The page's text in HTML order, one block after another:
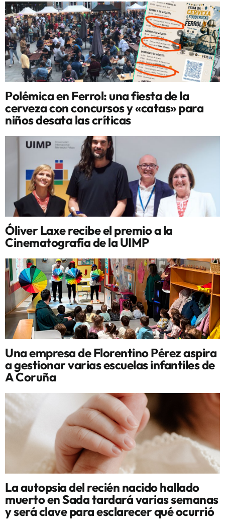
Polémica en Ferrol: una fiesta de la
cerveza con concursos y «catas» para
niños desata las críticas
Óliver Laxe recibe el premio a la
Cinematografía de la UIMP
Una empresa de Florentino Pérez aspira
a gestionar varias escuelas infantiles de
A Coruña
La autopsia del recién nacido hallado
muerto en Sada tardará varias semanas
y será clave para esclarecer qué ocurrió